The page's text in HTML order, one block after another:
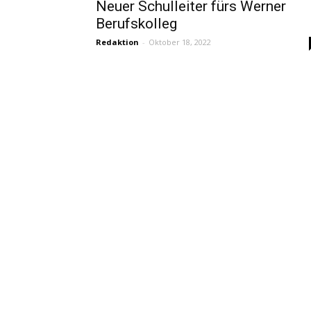
Neuer Schulleiter fürs Werner
Berufskolleg
Redaktion - Oktober 18, 2022